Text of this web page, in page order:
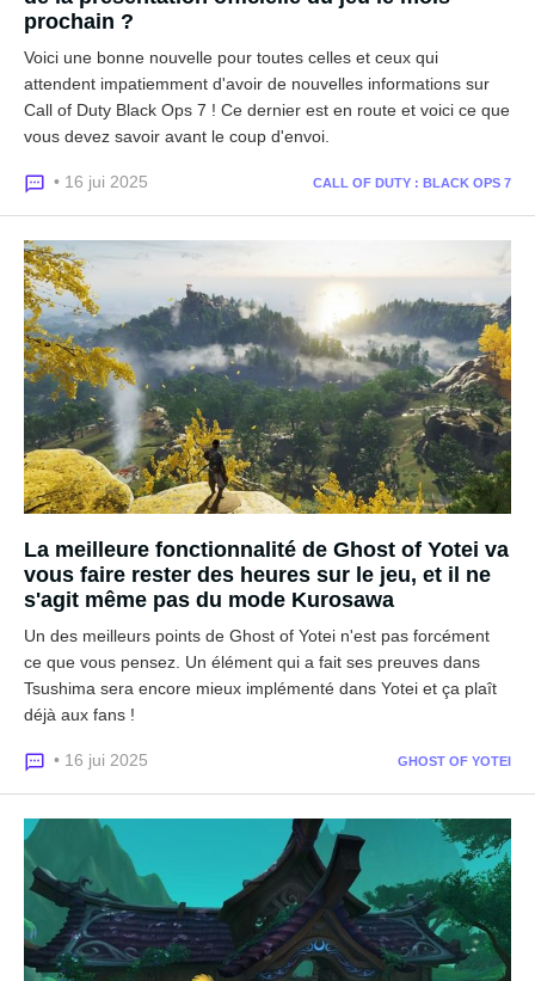
prochain ?
Voici une bonne nouvelle pour toutes celles et ceux qui
attendent impatiemment d'avoir de nouvelles informations sur
Call of Duty Black Ops 7 ! Ce dernier est en route et voici ce que
vous devez savoir avant le coup d'envoi.
• 16 jui 2025 CALL OF DUTY : BLACK OPS 7
La meilleure fonctionnalité de Ghost of Yotei va
vous faire rester des heures sur le jeu, et il ne
s'agit même pas du mode Kurosawa
Un des meilleurs points de Ghost of Yotei n'est pas forcément
ce que vous pensez. Un élément qui a fait ses preuves dans
Tsushima sera encore mieux implémenté dans Yotei et ça plaît
déjà aux fans !
• 16 jui 2025 GHOST OF YOTEI